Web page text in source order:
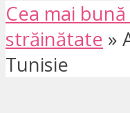
Cea mai
străinătate »
Tunisie